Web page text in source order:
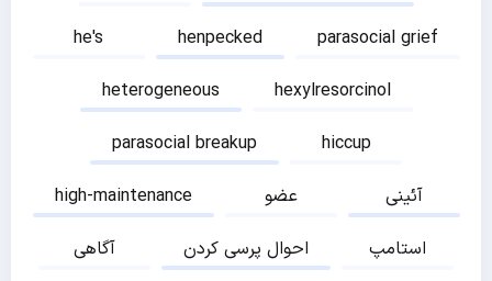
he's
henpecked
parasocial grief
heterogeneous
hexylresorcinol
parasocial breakup
hiccup
high-maintenance
عضو
آئینی
آگاهی
احوال پرسی کردن
استامپ